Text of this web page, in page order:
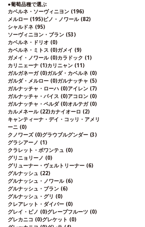
●葡萄品種で選ぶ
カベルネ・ソーヴィニヨン (196)
メルロー (195)ピノ・ノワール (82)
シャルドネ (95)
ソーヴィニヨン・ブラン (53)
カベルネ・ドリオ (0)
カベルネ・ミトス (0)ガメイ (9)
ガメイ・ノワール (0)カラドック (1)
カリニェーナ (1)カリニャン (11)
ガルガネーガ (0)ガルダ・カベルネ (0)
ガルダ・メルロー (0)ガルナッチャ (5)
ガルナッチャ・ローハ (0)アイレン (7)
ガルナッチャ・パイス (0)アコロン (0)
ガルナッチャ・ペルダ (0)オルテガ (0)
カルメネール (22)カナイオーロ (2)
キャンティーナ・デイ・コッリ・アメリ
ーニ (0)
クノワーズ (0)グラウブルグンダー (3)
グラシアーノ (1)
クラレット・ボワンテュ (0)
グリニョリーノ (0)
グリューナー・ヴェルトリーナー (6)
グルナッシュ (22)
グルナッシュ・ノワール (6)
グルナッシュ・ブラン (6)
グルナッシュ・グリ (0)
クレアレット・ダイバー (0)
グレイ・ピノ (0)グレープフルーツ (0)
グレカニコ (0)グレケット (0)